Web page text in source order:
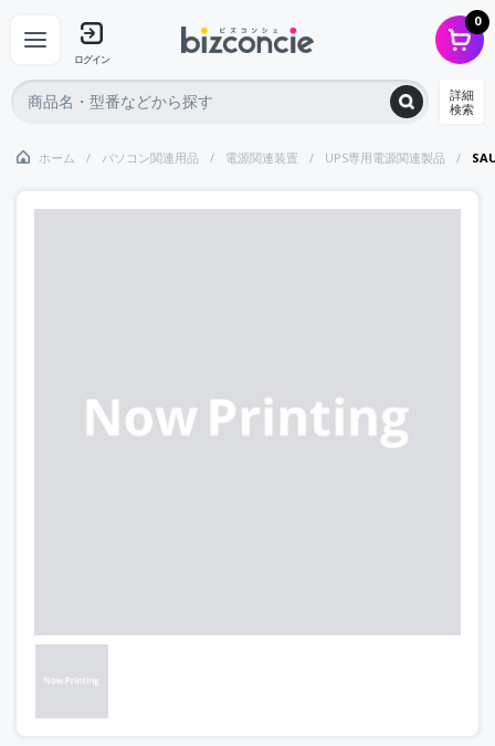
ログイン
0
詳細
検索
ホーム パソコン関連用品 電源関連装置 UPS専用電源関連製品